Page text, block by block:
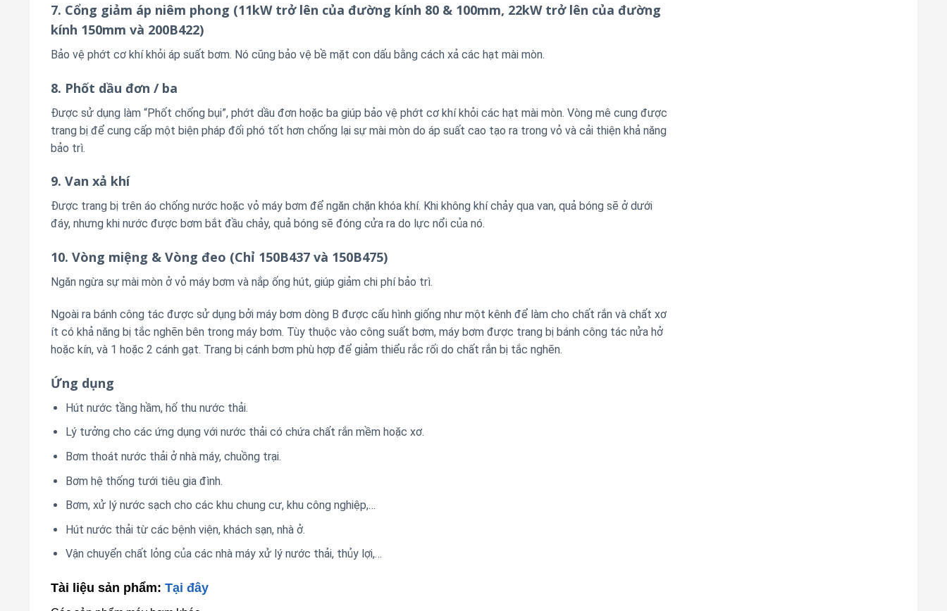
7. Cổng giảm áp niêm phong (11kW trở lên của đường kính 80 & 100mm, 22kW trở lên của đường
kính 150mm và 200B422)
Bảo vệ phớt cơ khí khỏi áp suất bơm. Nó cũng bảo vệ bề mặt con dấu bằng cách xả các hạt mài mòn.
8. Phốt dầu đơn / ba
Được sử dụng làm “Phốt chống bụi”, phớt dầu đơn hoặc ba giúp bảo vệ phớt cơ khí khỏi các hạt mài mòn. Vòng mê cung được
trang bị để cung cấp một biện pháp đối phó tốt hơn chống lại sự mài mòn do áp suất cao tạo ra trong vỏ và cải thiện khả năng
bảo trì.
9. Van xả khí
Được trang bị trên áo chống nước hoặc vỏ máy bơm để ngăn chặn khóa khí. Khi không khí chảy qua van, quả bóng sẽ ở dưới
đáy, nhưng khi nước được bơm bắt đầu chảy, quả bóng sẽ đóng cửa ra do lực nổi của nó.
10. Vòng miệng & Vòng đeo (Chỉ 150B437 và 150B475)
Ngăn ngừa sự mài mòn ở vỏ máy bơm và nắp ống hút, giúp giảm chi phí bảo trì.
Ngoài ra bánh công tác được sử dụng bởi máy bơm dòng B được cấu hình giống như một kênh để làm cho chất rắn và chất xơ
ít có khả năng bị tắc nghẽn bên trong máy bơm. Tùy thuộc vào công suất bơm, máy bơm được trang bị bánh công tác nửa hở
hoặc kín, và 1 hoặc 2 cánh gạt. Trang bị cánh bơm phù hợp để giảm thiểu rắc rối do chất rắn bị tắc nghẽn.
Ứng dụng
Hút nước tầng hầm, hố thu nước thải.
Lý tưởng cho các ứng dụng với nước thải có chứa chất rắn mềm hoặc xơ.
Bơm thoát nước thải ở nhà máy, chuồng trại.
Bơm hệ thống tưới tiêu gia đình.
Bơm, xử lý nước sạch cho các khu chung cư, khu công nghiệp,…
Hút nước thải từ các bệnh viện, khách sạn, nhà ở.
Vận chuyển chất lỏng của các nhà máy xử lý nước thải, thủy lợi,…
Tài liệu sản phẩm: Tại đây